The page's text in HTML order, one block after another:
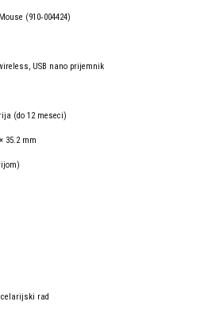
(910‑004424)
USB nano prijemnik
(do 12 meseci)
35.2 mm
rad